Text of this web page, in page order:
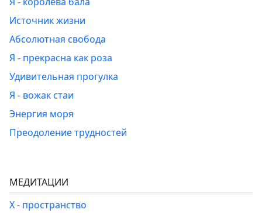
Источник жизни
Абсолютная свобода
Я - прекрасна как роза
Удивительная прогулка
Я - вожак стаи
Энергия моря
Преодоление трудностей
МЕДИТАЦИИ
Х - пространство